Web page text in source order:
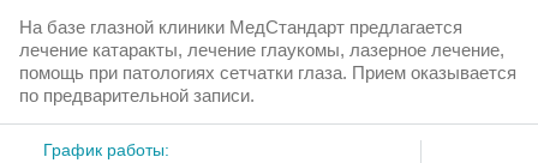
На базе глазной клиники МедСтандарт предлагается
лечение катаракты, лечение глаукомы, лазерное лечение,
помощь при патологиях сетчатки глаза. Прием оказывается
по предварительной записи.
График работы: